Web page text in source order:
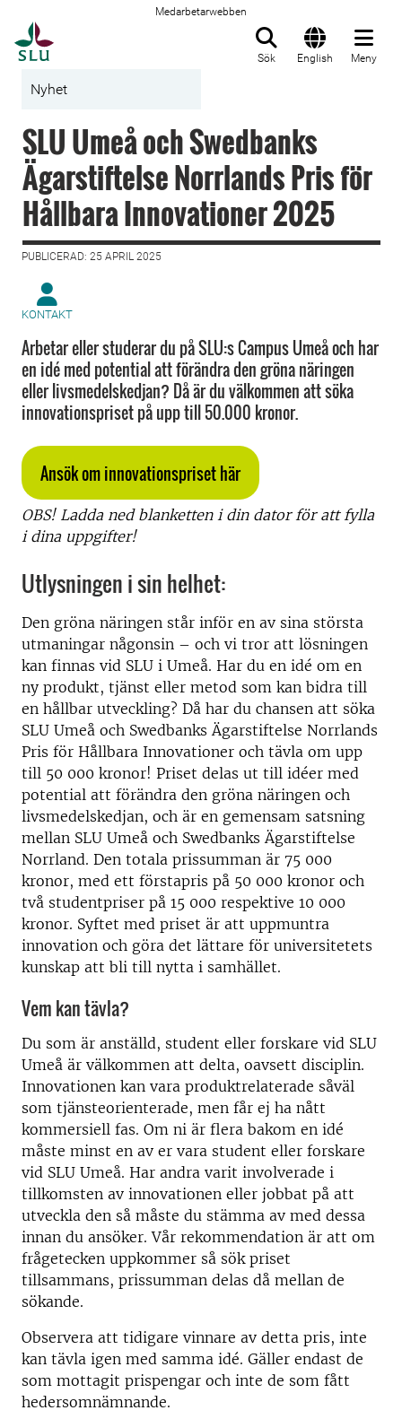
Medarbetarwebben
Sök English Meny
Nyhet
SLU Umeå och Swedbanks
Ägarstiftelse Norrlands Pris för
Hållbara Innovationer 2025
PUBLICERAD: 25 APRIL 2025
KONTAKT
Arbetar eller studerar du på SLU:s Campus Umeå och har
en idé med potential att förändra den gröna näringen
eller livsmedelskedjan? Då är du välkommen att söka
innovationspriset på upp till 50.000 kronor.
Ansök om innovationspriset här
OBS! Ladda ned blanketten i din dator för att fylla
i dina uppgifter!
Utlysningen i sin helhet:
Den gröna näringen står inför en av sina största
utmaningar någonsin – och vi tror att lösningen
kan finnas vid SLU i Umeå. Har du en idé om en
ny produkt, tjänst eller metod som kan bidra till
en hållbar utveckling? Då har du chansen att söka
SLU Umeå och Swedbanks Ägarstiftelse Norrlands
Pris för Hållbara Innovationer och tävla om upp
till 50 000 kronor! Priset delas ut till idéer med
potential att förändra den gröna näringen och
livsmedelskedjan, och är en gemensam satsning
mellan SLU Umeå och Swedbanks Ägarstiftelse
Norrland. Den totala prissumman är 75 000
kronor, med ett förstapris på 50 000 kronor och
två studentpriser på 15 000 respektive 10 000
kronor. Syftet med priset är att uppmuntra
innovation och göra det lättare för universitetets
kunskap att bli till nytta i samhället.
Vem kan tävla?
Du som är anställd, student eller forskare vid SLU
Umeå är välkommen att delta, oavsett disciplin.
Innovationen kan vara produktrelaterade såväl
som tjänsteorienterade, men får ej ha nått
kommersiell fas. Om ni är flera bakom en idé
måste minst en av er vara student eller forskare
vid SLU Umeå. Har andra varit involverade i
tillkomsten av innovationen eller jobbat på att
utveckla den så måste du stämma av med dessa
innan du ansöker. Vår rekommendation är att om
frågetecken uppkommer så sök priset
tillsammans, prissumman delas då mellan de
sökande.
Observera att tidigare vinnare av detta pris, inte
kan tävla igen med samma idé. Gäller endast de
som mottagit prispengar och inte de som fått
hedersomnämnande.